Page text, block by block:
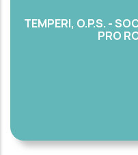
TEMPERI, O.P.S. -
PRO